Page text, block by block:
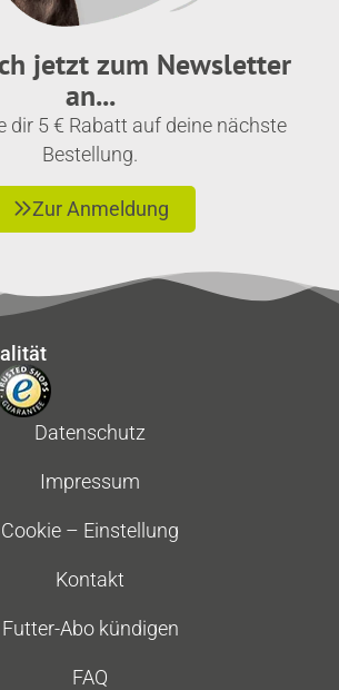
jetzt zum Newsletter
an...
dir 5 € Rabatt auf deine nächste
Bestellung.
Zur Anmeldung
Datenschutz
Impressum
Cookie – Einstellung
Kontakt
Futter-Abo kündigen
FAQ